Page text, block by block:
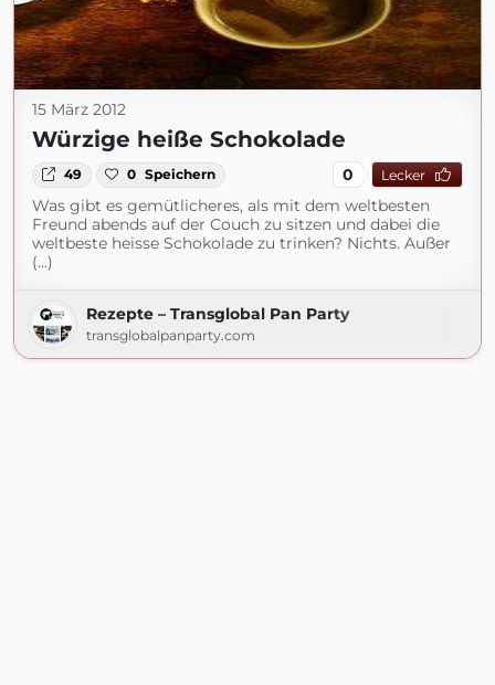
15 März 2012
Würzige heiße Schokolade
49 0 Speichern 0 Lecker
Was gibt es gemütlicheres, als mit dem weltbesten
Freund abends auf der Couch zu sitzen und dabei die
weltbeste heisse Schokolade zu trinken? Nichts. Außer
(...)
Rezepte – Transglobal Pan Party
transglobalpanparty.com